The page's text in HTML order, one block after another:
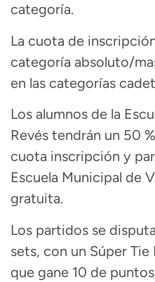
categoría.
La cuota de
categoría absoluto/
en las categorías
Los alumnos de la
Revés tendrán un 50
cuota inscripción y
Escuela Municipal de
gratuita.
Los partidos se
sets, con un Súper
que gane 10 de